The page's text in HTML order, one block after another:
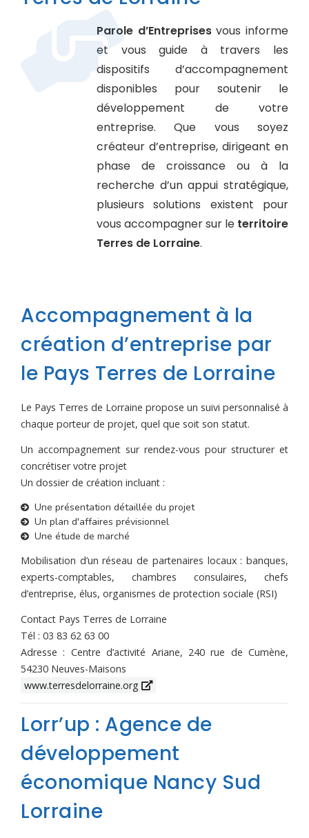
Parole d’Entreprisesvous informe
et vous guide à travers les
dispositifs d’accompagnement
disponibles pour soutenir le
développement de votre
entreprise. Que vous soyez
créateur d’entreprise, dirigeant en
phase de croissance ou à la
recherche d’un appui stratégique,
plusieurs solutions existent pour
vous accompagner sur le territoire
Terres de Lorraine.
Accompagnement à la
création d’entreprise par
le Pays Terres de Lorraine
Le Pays Terres de Lorraine propose un suivi personnalisé à
chaque porteur de projet, quel que soit son statut.
Un accompagnement sur rendez-vous pour structurer et
concrétiser votre projet
Un dossier de création incluant :
Une présentation détaillée du projet
Un plan d'affaires prévisionnel
Une étude de marché
Mobilisation d’un réseau de partenaires locaux : banques,
experts-comptables, chambres consulaires, chefs
d’entreprise, élus, organismes de protection sociale (RSI)
Contact Pays Terres de Lorraine
Tél : 03 83 62 63 00
Adresse : Centre d’activité Ariane, 240 rue de Cumène,
54230 Neuves-Maisons
www.terresdelorraine.org
Lorr’up : Agence de
développement
économique Nancy Sud
Lorraine